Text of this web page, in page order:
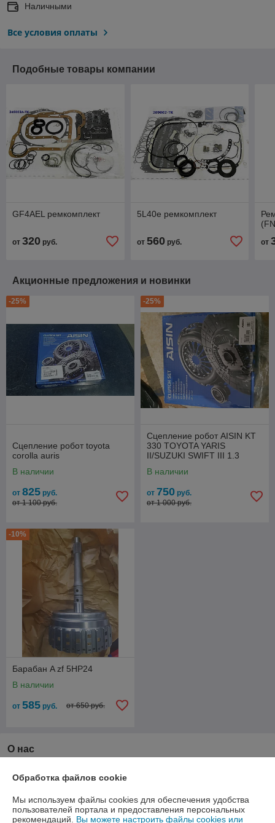
Наличными
Все условия оплаты
Подобные товары компании
GF4AEL ремкомплект
от 320 руб.
5L40e ремкомплект
от 560руб. от
Акционные предложения и новинки
-25%
Сцепление робот toyota
corolla auris
В наличии
от 825 руб.
от 1 100 руб.
-25%
Сцепление робот AISIN KT
330 TOYOTA YARIS
II/SUZUKI SWIFT III 1.3
В наличии
от 750 руб.
от 1 000 руб.
-10%
Барабан A zf 5HP24
В наличии
от 585 руб. от 650 руб.
О нас
Рейтинг не сформирован
Менее 5 отзывов за последний год
Работает с 04.06.2014
Обработка файлов cookie
Мы используем файлы cookies для обеспечения удобства
пользователей портала и предоставления персональных
рекомендаций. Вы можете настроить файлы cookies или